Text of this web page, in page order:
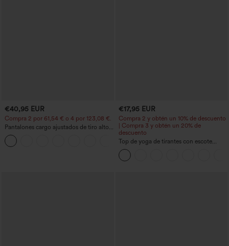
€40,95 EUR
Compra 2 por 61,54 € o 4 por 123,08 €.
Pantalones cargo ajustados de tiro alto
con múltiples bolsillos y cremallera con
botones
+10
€17,95 EUR
Compra 2 y obtén un 10% de descuento
| Compra 3 y obtén un 20% de
descuento
Top de yoga de tirantes con escote
redondo, fruncido y tacto fresco -
UPF50+